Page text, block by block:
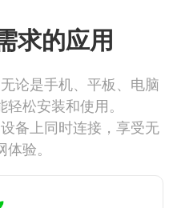
求的应用
论是手机、平板、电脑
松安装和使用。
备上同时连接，享受无
验。